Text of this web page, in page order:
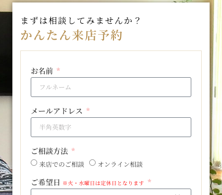
まずは相談してみませんか？
かんたん来店予約
お名前
メールアドレス
ご相談方法
来店でのご相談 オンライン相談
ご希望日 ※火・水曜日は定休日となります